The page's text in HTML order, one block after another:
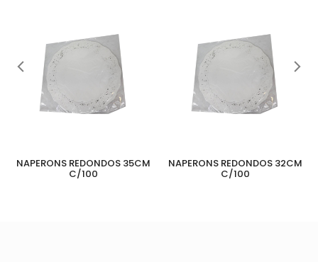
NAPERONS REDONDOS 35CM
C/100
NAPERONS REDONDOS 32CM
C/100